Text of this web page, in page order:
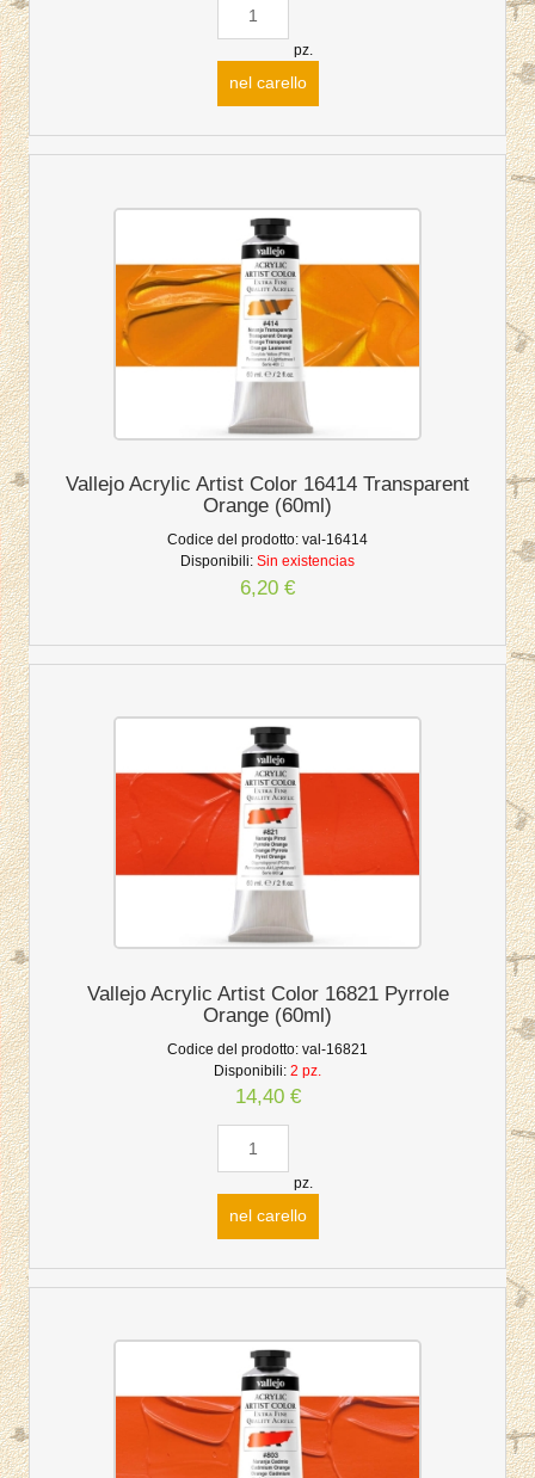
pz.
nel carello
Vallejo Acrylic Artist Color 16414 Transparent
Orange (60ml)
Codice del prodotto: val-16414
Disponibili: Sin existencias
6,20 €
Vallejo Acrylic Artist Color 16821 Pyrrole
Orange (60ml)
Codice del prodotto: val-16821
Disponibili: 2 pz.
14,40 €
pz.
nel carello